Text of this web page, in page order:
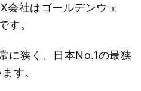
会社はゴールデンウェ
す。
に狭く、日本No.1の最狭
す。